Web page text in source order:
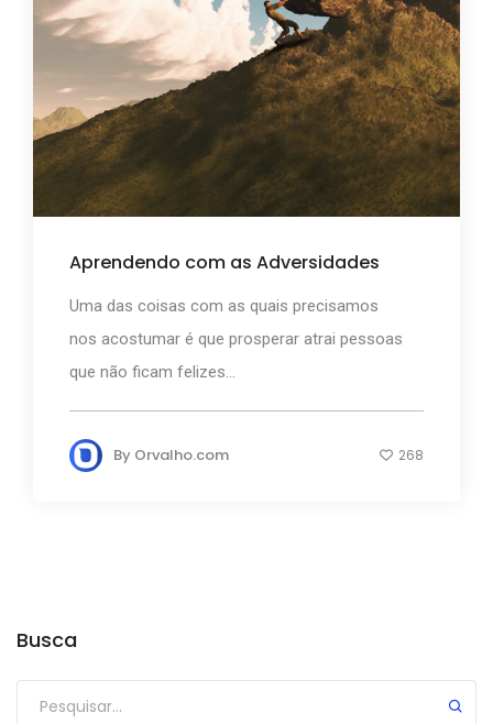
Aprendendo com as Adversidades
Uma das coisas com as quais precisamos
nos acostumar é que prosperar atrai pessoas
que não ficam felizes...
By Orvalho.com 268
Busca